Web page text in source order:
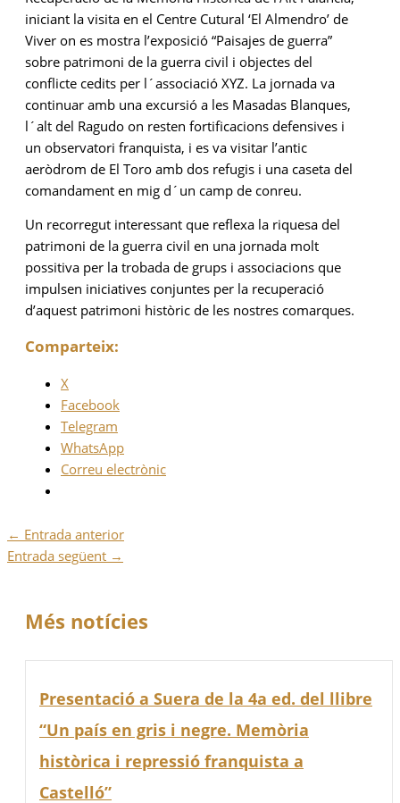
iniciant la visita en el Centre Cutural ‘El Almendro’ de
Viver on es mostra l’exposició “Paisajes de guerra”
sobre patrimoni de la guerra civil i objectes del
conflicte cedits per l´associació XYZ. La jornada va
continuar amb una excursió a les Masadas Blanques,
l´alt del Ragudo on resten fortificacions defensives i
un observatori franquista, i es va visitar l’antic
aeròdrom de El Toro amb dos refugis i una caseta del
comandament en mig d´un camp de conreu.
Un recorregut interessant que reflexa la riquesa del
patrimoni de la guerra civil en una jornada molt
possitiva per la trobada de grups i associacions que
impulsen iniciatives conjuntes per la recuperació
d’aquest patrimoni històric de les nostres comarques.
Comparteix:
X
Facebook
Telegram
WhatsApp
Correu electrònic
← Entrada anterior
Entrada següent →
Més notícies
Presentació a Suera de la 4a ed. del llibre
“Un país en gris i negre. Memòria
històrica i repressió franquista a
Castelló”